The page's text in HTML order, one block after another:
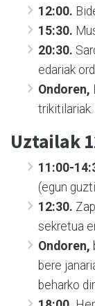
12:00.
15:30.
20:30.
edariak
Ondoren,
trikitilariak.
Uztailak
11:00-
(egun
12:30.
sekretua
Ondoren,
bere
beharko